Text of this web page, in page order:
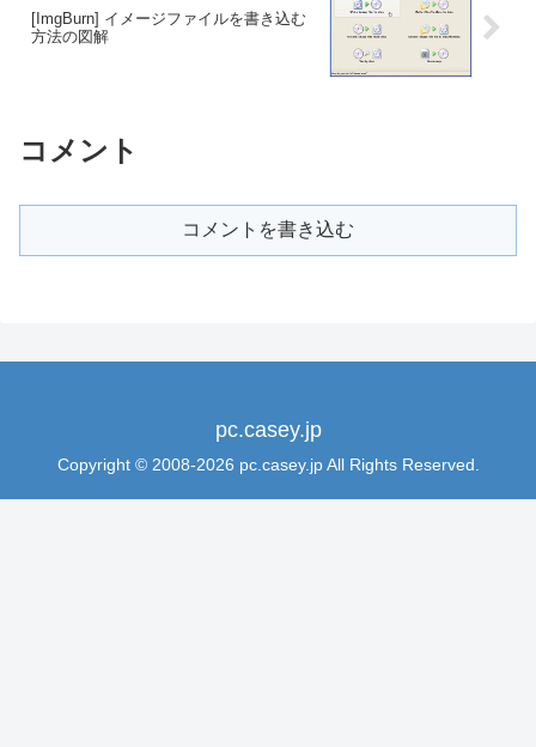
[ImgBurn] イメージファイルを書き込む
方法の図解
コメント
コメントを書き込む
pc.casey.jp
Copyright © 2008-2026 pc.casey.jp All Rights Reserved.